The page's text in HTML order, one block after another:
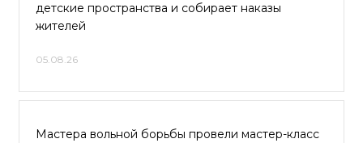
детские пространства и собирает наказы
жителей
05.08.26
Мастера вольной борьбы провели мастер-класс